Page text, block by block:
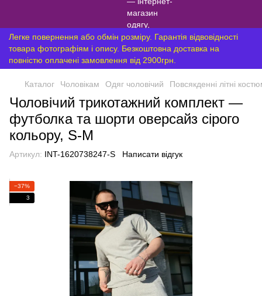
Легке повернення або обмін розміру. Гарантія відвовідності
товара фотографіям і опису. Безкоштовна доставка на
повністю оплачені замовлення від 2900грн.
Каталог Чоловікам Одяг чоловічий Повсякденні літні
Чоловічий трикотажний комплект —
футболка та шорти оверсайз сірого
кольору, S-M
Артикул: INT-1620738247-S Написати відгук
−37%
3